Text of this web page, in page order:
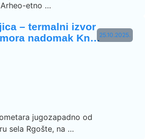
Arheo-etno …
25.10.2025.
– termalni izvor
nadomak Kn…
jugozapadno od
sela Rgošte, na …